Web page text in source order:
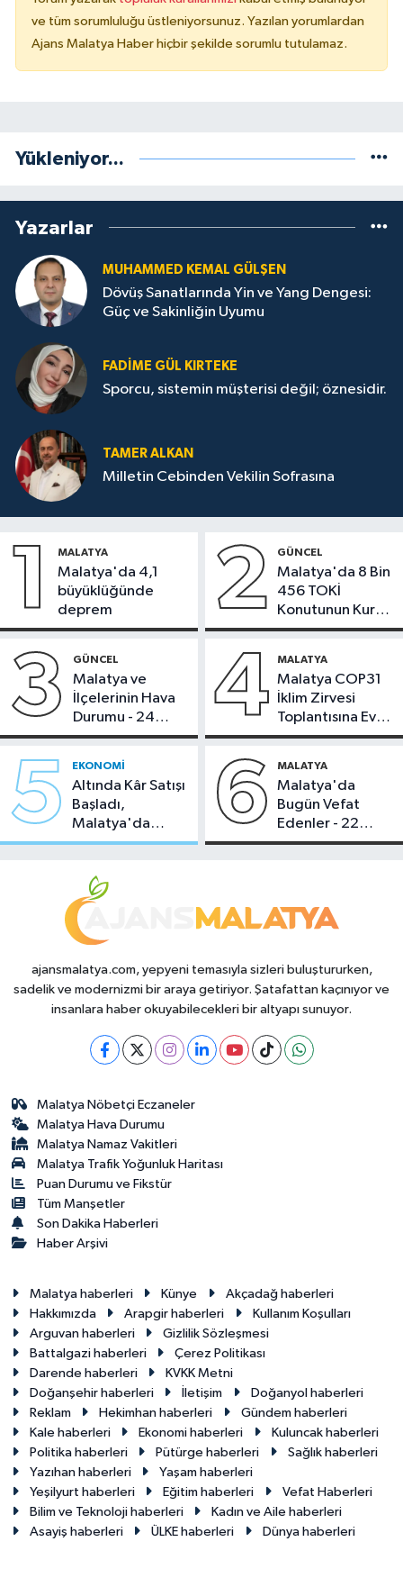
ve tüm sorumluluğu üstleniyorsunuz. Yazılan yorumlardan
Ajans Malatya Haber hiçbir şekilde sorumlu tutulamaz.
Yükleniyor...
Yazarlar
MUHAMMED KEMAL GÜLŞEN
Dövüş Sanatlarında Yin ve Yang Dengesi:
Güç ve Sakinliğin Uyumu
FADIME GÜL KIRTEKE
Sporcu, sistemin müşterisi değil; öznesidir.
TAMER ALKAN
Milletin Cebinden Vekilin Sofrasına
1 MALATYA
Malatya'da 4,1
büyüklüğünde
deprem
2 GÜNCEL
Malatya'da 8 Bin
456 TOKİ
Konutunun Kurası
Bugün Çekiliyor
3 GÜNCEL
Malatya ve
İlçelerinin Hava
Durumu - 24
Temmuz 2026
4 MALATYA
Malatya COP31
İklim Zirvesi
Toplantısına Ev
Sahipliği Yaptı
5 EKONOMI
Altında Kâr Satışı
Başladı,
Malatya'da
Makas Ne
6 MALATYA
Malatya'da
Bugün Vefat
Edenler - 22
Temmuz 2026
ajansmalatya.com, yepyeni temasıyla sizleri buluştururken,
sadelik ve modernizmi bir araya getiriyor. Şatafattan kaçınıyor ve
insanlara haber okuyabilecekleri bir altyapı sunuyor.
Malatya Nöbetçi Eczaneler
Malatya Hava Durumu
Malatya Namaz Vakitleri
Malatya Trafik Yoğunluk Haritası
Puan Durumu ve Fikstür
Tüm Manşetler
Son Dakika Haberleri
Haber Arşivi
Malatya haberleri Künye
Akçadağ haberleri
Hakkımızda
Arapgir haberleri
Kullanım Koşulları
Arguvan haberleri
Gizlilik Sözleşmesi
Battalgazi haberleri
Çerez Politikası
Darende haberleri
KVKK Metni
Doğanşehir haberleri
İletişim
Doğanyol haberleri
Reklam
Hekimhan haberleri
Gündem haberleri
Kale haberleri
Ekonomi haberleri
Kuluncak haberleri
Politika haberleri
Pütürge haberleri
Sağlık haberleri
Yazıhan haberleri
Yaşam haberleri
Yeşilyurt haberleri
Eğitim haberleri
Vefat Haberleri
Bilim ve Teknoloji haberleri
Kadın ve Aile haberleri
Asayiş haberleri
ÜLKE haberleri Dünya haberleri